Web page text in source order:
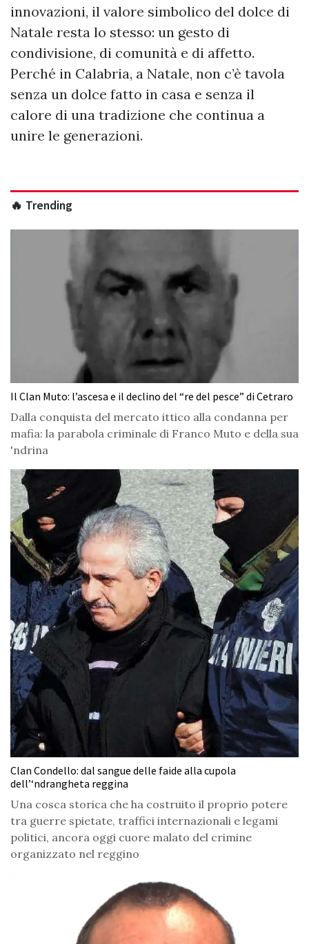
innovazioni, il valore simbolico del dolce di
Natale resta lo stesso: un gesto di
condivisione, di comunità e di affetto.
Perché in Calabria, a Natale, non c’è tavola
senza un dolce fatto in casa e senza il
calore di una tradizione che continua a
unire le generazioni.
🔥 Trending
Il Clan Muto: l’ascesa e il declino del “re del pesce” di Cetraro
Dalla conquista del mercato ittico alla condanna per
mafia: la parabola criminale di Franco Muto e della sua
'ndrina
Clan Condello: dal sangue delle faide alla cupola
dell’‘ndrangheta reggina
Una cosca storica che ha costruito il proprio potere
tra guerre spietate, traffici internazionali e legami
politici, ancora oggi cuore malato del crimine
organizzato nel reggino